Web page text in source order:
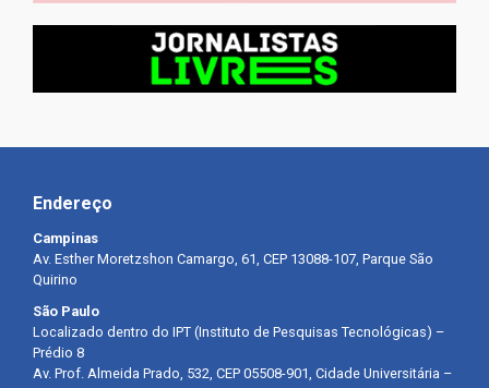
Endereço
Campinas
Av. Esther Moretzshon Camargo, 61, CEP 13088-107, Parque São
Quirino
São Paulo
Localizado dentro do IPT (Instituto de Pesquisas Tecnológicas) –
Prédio 8
Av. Prof. Almeida Prado, 532, CEP 05508-901, Cidade Universitária –